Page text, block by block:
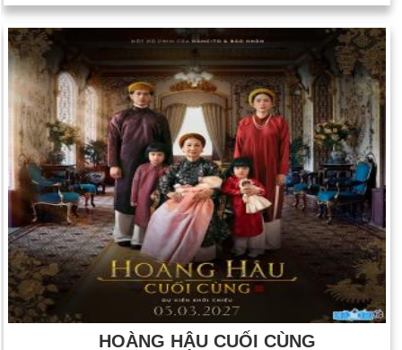
HOÀNG HẬU CUỐI CÙNG